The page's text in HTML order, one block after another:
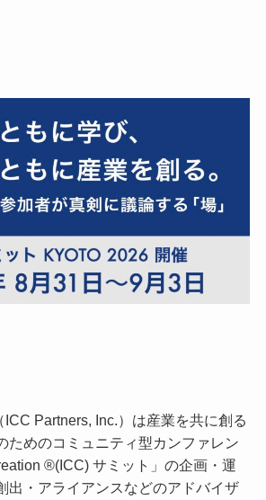
Partners, Inc.）は産業を共に創る
ためのコミュニティ型カンファレン
®(ICC) サミット」の企画・運
出・アライアンスなどのアドバイザ